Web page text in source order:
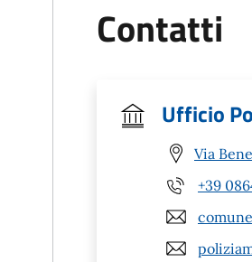
Contatti
Ufficio
Via
+39